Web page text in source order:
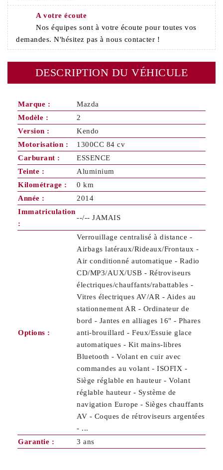
A votre écoute
Nos équipes sont à votre écoute pour toutes vos
demandes. N'hésitez pas à nous contacter !
DESCRIPTION DU VÉHICULE
Marque :
Mazda
Modèle :
2
Version :
Kendo
Motorisation :
1300CC 84 cv
Carburant :
ESSENCE
Teinte :
Aluminium
Kilométrage :
0 km
Année :
2014
Immatriculation
:
--/-- JAMAIS
Options :
Verrouillage centralisé à distance -
Airbags latéraux/Rideaux/Frontaux -
Air conditionné automatique - Radio
CD/MP3/AUX/USB - Rétroviseurs
électriques/chauffants/rabattables -
Vitres électriques AV/AR - Aides au
stationnement AR - Ordinateur de
bord - Jantes en alliages 16" - Phares
anti-brouillard - Feux/Essuie glace
automatiques - Kit mains-libres
Bluetooth - Volant en cuir avec
commandes au volant - ISOFIX -
Siège réglable en hauteur - Volant
réglable hauteur - Système de
navigation Europe - Sièges chauffants
AV - Coques de rétroviseurs argentées
- ...
Garantie :
3 ans